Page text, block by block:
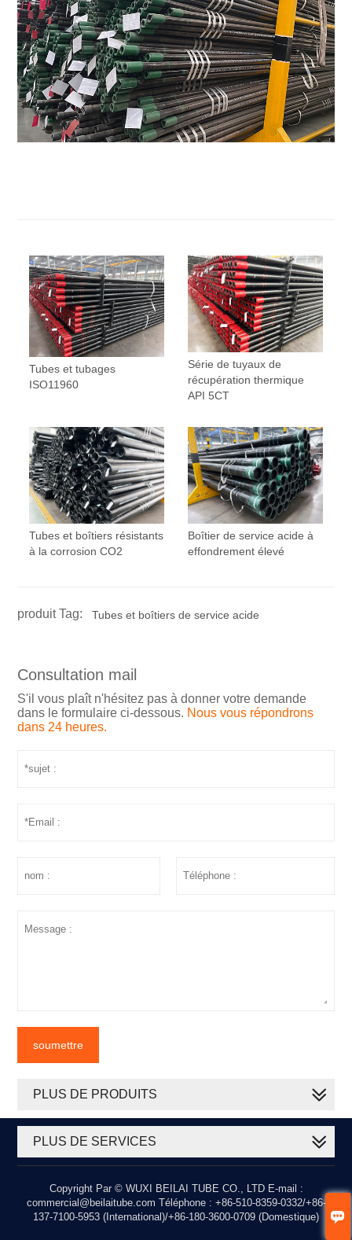

Tubes et tubages
ISO11960
Série de tuyaux de
récupération thermique
API 5CT
Tubes et boîtiers résistants
à la corrosion CO2
Boîtier de service acide à
effondrement élevé
produit Tag: Tubes et boîtiers de service acide
Consultation mail
S'il vous plaît n'hésitez pas à donner votre demande
dans le formulaire ci-dessous. Nous vous répondrons
dans 24 heures.
soumettre
PLUS DE PRODUITS
PLUS DE SERVICES
Copyright Par © WUXI BEILAI TUBE CO., LTD E-mail :
commercial@beilaitube.com Téléphone : +86-510-8359-0332/+86-
137-7100-5953 (International)/+86-180-3600-0709 (Domestique)